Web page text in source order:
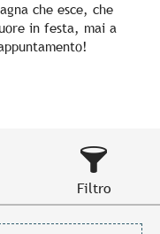
che esce, che
in festa, mai a
Filtro